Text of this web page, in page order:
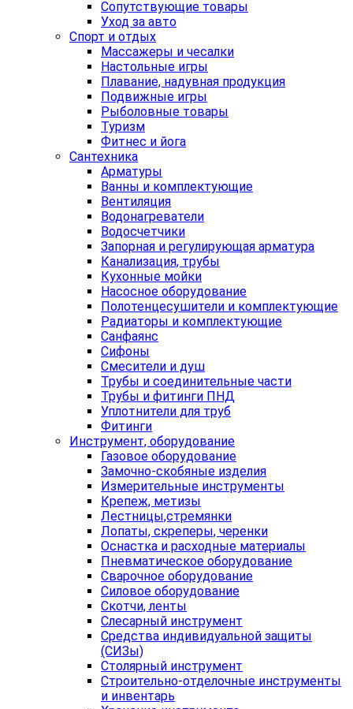
Сопутствующие товары
Уход за авто
Спорт и отдых
Массажеры и чесалки
Настольные игры
Плавание, надувная продукция
Подвижные игры
Рыболовные товары
Туризм
Фитнес и йога
Сантехника
Арматуры
Ванны и комплектующие
Вентиляция
Водонагреватели
Водосчетчики
Запорная и регулирующая арматура
Канализация, трубы
Кухонные мойки
Насосное оборудование
Полотенцесушители и комплектующие
Радиаторы и комплектующие
Санфаянс
Сифоны
Смесители и душ
Трубы и соединительные части
Трубы и фитинги ПНД
Уплотнители для труб
Фитинги
Инструмент, оборудование
Газовое оборудование
Замочно-скобяные изделия
Измерительные инструменты
Крепеж, метизы
Лестницы,стремянки
Лопаты, скреперы, черенки
Оснастка и расходные материалы
Пневматическое оборудование
Сварочное оборудование
Силовое оборудование
Скотчи, ленты
Слесарный инструмент
Средства индивидуальной защиты
(СИЗы)
Столярный инструмент
Строительно-отделочные инструменты
и инвентарь